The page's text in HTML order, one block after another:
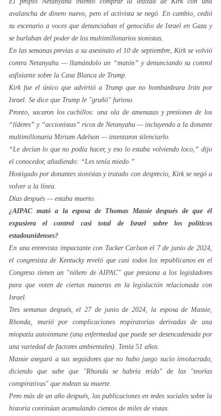
avalancha de dinero nuevo, pero el activista se negó. En cambio, cedió
su escenario a voces que denunciaban el genocidio de Israel en Gaza y
se burlaban del poder de los multimillonarios sionistas.
En las semanas previas a su asesinato el 10 de septiembre, Kirk se volvió
contra Netanyahu — llamándolo un “matón” y denunciando su control
asfixiante sobre la Casa Blanca de Trump.
Kirk fue el único que advirtió a Trump que no bombardeara Irán por
Israel. Se dice que Trump le "gruñó" furioso.
Pronto, sacaron los cuchillos: una ola de amenazas y presiones de los
“líderes” y “accionistas” ricos de Netanyahu — incluyendo a la donante
multimillonaria Miriam Adelson — intentaron silenciarlo.
“Le decían lo que no podía hacer, y eso lo estaba volviendo loco,” dijo
el conocedor, añadiendo: “Les tenía miedo.”
Hostigado por donantes sionistas y tratado con desprecio, Kirk se negó a
volver a la línea.
Días después — estaba muerto.
¿AIPAC mató a la esposa de Thomas Massie después de que él
expusiera el control casi total de Israel sobre los políticos
estadounidenses?
En una entrevista impactante con Tucker Carlson el 7 de junio de 2024,
el congresista de Kentucky reveló que casi todos los republicanos en el
Congreso tienen un "niñero de AIPAC" que presiona a los legisladores
para que voten de ciertas maneras en la legislación relacionada con
Israel.
Tres semanas después, el 27 de junio de 2024, la esposa de Massie,
Rhonda, murió por complicaciones respiratorias derivadas de una
miopatía autoinmune (una enfermedad que puede ser desencadenada por
una variedad de factores ambientales). Tenía 51 años.
Massie aseguró a sus seguidores que no hubo juego sucio involucrado,
diciendo que sabe que "Rhonda se habría reído" de las "teorías
conspirativas" que rodean su muerte.
Pero más de un año después, las publicaciones en redes sociales sobre la
historia continúan acumulando cientos de miles de vistas.